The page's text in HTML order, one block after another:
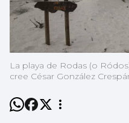
La playa de Rodas (o
cree César González